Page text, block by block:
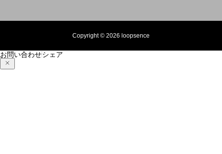
Copyright © 2026 loopsence
お問い合わせシェア